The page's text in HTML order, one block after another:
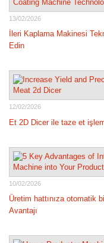
13/02/2026
İleri Kaplama Makinesi
Edin
12/02/2026
Et 2D Dicer ile taze et
10/02/2026
Üretim hattınıza otomatik
Avantajı